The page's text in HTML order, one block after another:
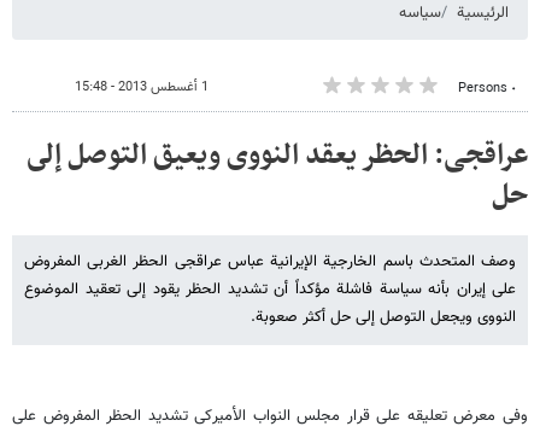
الرئيسية سیاسه
٠ Persons 1 أغسطس 2013 - 15:48
عراقجی: الحظر یعقد النووی ویعیق التوصل إلى
حل
وصف المتحدث باسم الخارجیة الإیرانیة عباس عراقجی الحظر الغربی المفروض
على إیران بأنه سیاسة فاشلة مؤکداً أن تشدید الحظر یقود إلى تعقید الموضوع
النووی ویجعل التوصل إلى حل أکثر صعوبة.
وفی معرض تعلیقه على قرار مجلس النواب الأمیرکی تشدید الحظر المفروض على